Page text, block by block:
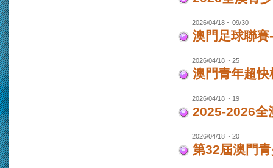
2026/04/18 ~ 09/30
澳門足球聯
2026/04/18 ~ 25
澳門青年超快
2026/04/18 ~ 19
2025-2026全
2026/04/18 ~ 20
第32屆澳門